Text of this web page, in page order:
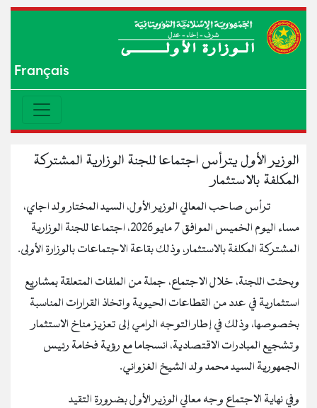
Français
الوزير الأول يترأس اجتماعا للجنة الوزارية المشتركة
المكلفة بالاستثمار
ترأس صاحب المعالي الوزير الأول، السيد المختار ولد اجاي،
مساء اليوم الخميس الموافق 7 مايو 2026، اجتماعا للجنة الوزارية
المشتركة المكلفة بالاستثمار، وذلك بقاعة الاجتماعات بالوزارة الأولى.
وبحثت اللجنة، خلال الاجتماع، جملة من الملفات المتعلقة بمشاريع
استثمارية في عدد من القطاعات الحيوية واتخاذ القرارات المناسبة
بخصوصها، وذلك في إطار التوجه الرامي إلى تعزيز مناخ الاستثمار
وتشجيع المبادرات الاقتصادية، انسجاما مع رؤية فخامة رئيس
الجمهورية السيد محمد ولد الشيخ الغزواني.
وفي نهاية الاجتماع وجه معالي الوزير الأول بضرورة التقيد